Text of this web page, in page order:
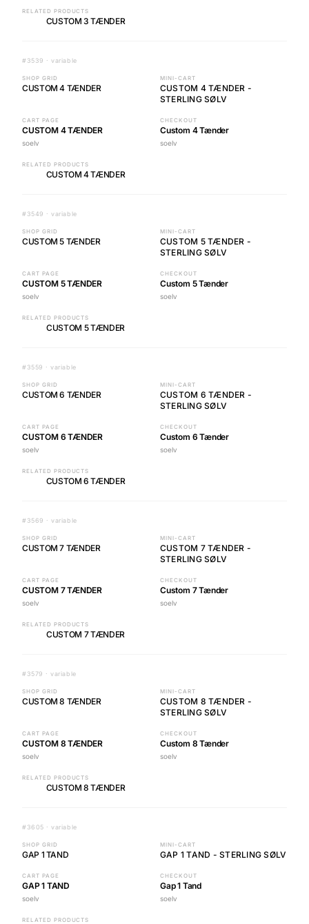
RELATED PRODUCTS
CUSTOM 3 TÆNDER
#3539 · variable
SHOP GRID
CUSTOM 4 TÆNDER
MINI-CART
CUSTOM 4 TÆNDER -
STERLING SØLV
CART PAGE
CUSTOM 4 TÆNDER
soelv
CHECKOUT
Custom 4 Tænder
soelv
RELATED PRODUCTS
CUSTOM 4 TÆNDER
#3549 · variable
SHOP GRID
CUSTOM 5 TÆNDER
MINI-CART
CUSTOM 5 TÆNDER -
STERLING SØLV
CART PAGE
CUSTOM 5 TÆNDER
soelv
CHECKOUT
Custom 5 Tænder
soelv
RELATED PRODUCTS
CUSTOM 5 TÆNDER
#3559 · variable
SHOP GRID
CUSTOM 6 TÆNDER
MINI-CART
CUSTOM 6 TÆNDER -
STERLING SØLV
CART PAGE
CUSTOM 6 TÆNDER
soelv
CHECKOUT
Custom 6 Tænder
soelv
RELATED PRODUCTS
CUSTOM 6 TÆNDER
#3569 · variable
SHOP GRID
CUSTOM 7 TÆNDER
MINI-CART
CUSTOM 7 TÆNDER -
STERLING SØLV
CART PAGE
CUSTOM 7 TÆNDER
soelv
CHECKOUT
Custom 7 Tænder
soelv
RELATED PRODUCTS
CUSTOM 7 TÆNDER
#3579 · variable
SHOP GRID
CUSTOM 8 TÆNDER
MINI-CART
CUSTOM 8 TÆNDER -
STERLING SØLV
CART PAGE
CUSTOM 8 TÆNDER
soelv
CHECKOUT
Custom 8 Tænder
soelv
RELATED PRODUCTS
CUSTOM 8 TÆNDER
#3605 · variable
SHOP GRID
GAP 1 TAND
MINI-CART
GAP 1 TAND - STERLING SØLV
CART PAGE
GAP 1 TAND
soelv
CHECKOUT
Gap 1 Tand
soelv
RELATED PRODUCTS